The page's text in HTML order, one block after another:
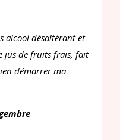
alcool désaltérant et
jus de fruits frais, fait
démarrer ma